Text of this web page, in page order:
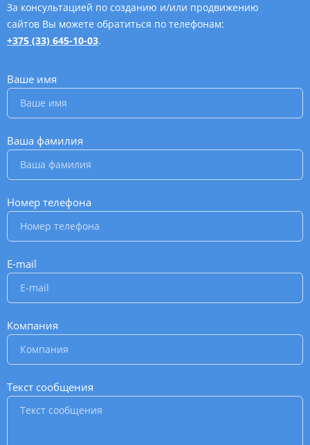
За консультацией по созданию и/или продвижению
сайтов Вы можете обратиться по телефонам:
+375 (33) 645-10-03.
Ваше имя
Ваша фамилия
Номер телефона
E-mail
Компания
Текст сообщения